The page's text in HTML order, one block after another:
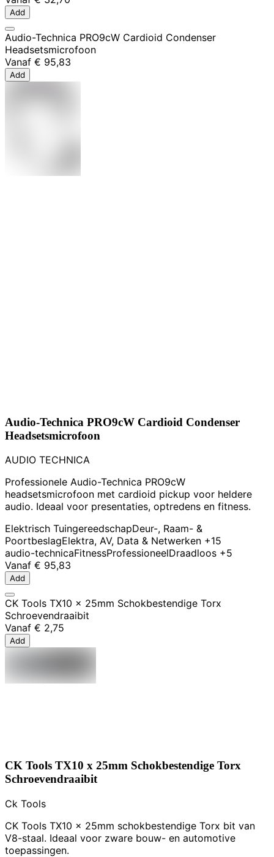
Add
Audio-Technica PRO9cW Cardioid Condenser
Headsetsmicrofoon
Vanaf € 95,83
Add
Audio-Technica PRO9cW Cardioid Condenser
Headsetsmicrofoon
AUDIO TECHNICA
Professionele Audio-Technica PRO9cW
headsetsmicrofoon met cardioid pickup voor heldere
audio. Ideaal voor presentaties, optredens en fitness.
Elektrisch TuingereedschapDeur-, Raam- &
PoortbeslagElektra, AV, Data & Netwerken +15
audio-technicaFitnessProfessioneelDraadloos +5
Vanaf € 95,83
Add
CK Tools TX10 x 25mm Schokbestendige Torx
Schroevendraaibit
Vanaf € 2,75
Add
CK Tools TX10 x 25mm Schokbestendige Torx
Schroevendraaibit
Ck Tools
CK Tools TX10 x 25mm schokbestendige Torx bit van
V8-staal. Ideaal voor zware bouw- en automotive
toepassingen.